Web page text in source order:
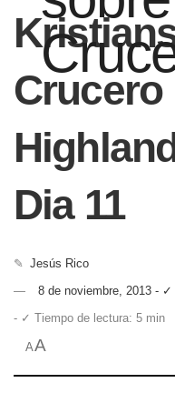
Crucero
Dia 11
✎ Jesús Rico
8 de noviembre, 2013 -
- ✓ Tiempo de lectura: 5 min
AA